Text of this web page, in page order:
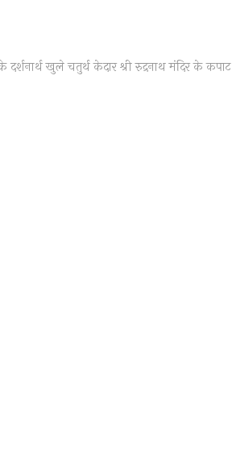
दर्शनार्थ खुले चतुर्थ केदार श्री रुद्रनाथ मंदिर के कपाट